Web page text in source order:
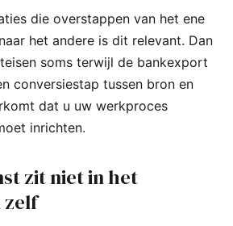
die overstappen van het ene
het andere is dit relevant. Dan
soms terwijl de bankexport
conversiestap tussen bron en
dat u uw werkproces
inrichten.
zit niet in het
zelf